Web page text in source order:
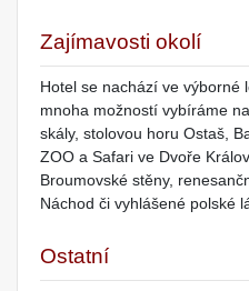
Zajímavosti okolí
Hotel se nachází ve výborné
mnoha možností vybíráme
skály, stolovou horu Ostaš,
ZOO a Safari ve Dvoře
Broumovské stěny,
Náchod či vyhlášené polské
Ostatní